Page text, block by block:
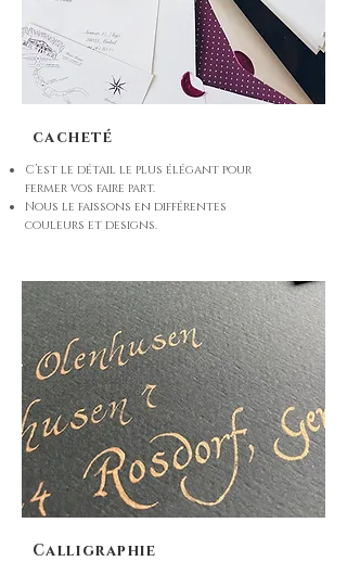
cacheté
C’est le détail le plus élégant pour
fermer vos faire part.
Nous le faissons en différentes
couleurs et designs.
Calligraphie